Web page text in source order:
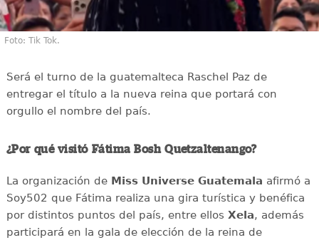
Foto: Tik Tok.
Será el turno de la guatemalteca Raschel Paz de
entregar el título a la nueva reina que portará con
orgullo el nombre del país.
¿Por qué visitó Fátima Bosh Quetzaltenango?
La organización de Miss Universe Guatemala afirmó a
Soy502 que Fátima realiza una gira turística y benéfica
por distintos puntos del país, entre ellos Xela, además
participará en la gala de elección de la reina de